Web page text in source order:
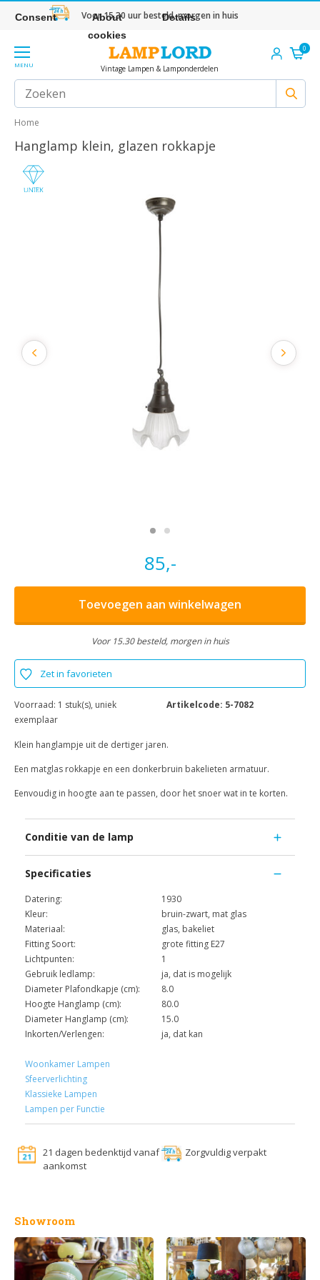
Voor 15.30 uur besteld, morgen in huis
MENU Vintage Lampen & Lamponderdelen
0
Home
Hanglamp klein, glazen rokkapje
85,-
Toevoegen aan winkelwagen
Voor 15.30 besteld, morgen in huis
Zet in favorieten
Voorraad: 1 stuk(s), uniek
exemplaar
Artikelcode: 5-7082
Klein hanglampje uit de dertiger jaren.
Een matglas rokkapje en een donkerbruin bakelieten armatuur.
Eenvoudig in hoogte aan te passen, door het snoer wat in te korten.
Conditie van de lamp
Specificaties
Datering:
1930
Kleur:
bruin-zwart, mat glas
Materiaal:
glas, bakeliet
Fitting Soort:
grote fitting E27
Lichtpunten:
1
Gebruik ledlamp:
ja, dat is mogelijk
Diameter Plafondkapje (cm):
8.0
Hoogte Hanglamp (cm):
80.0
Diameter Hanglamp (cm):
15.0
Inkorten/Verlengen:
ja, dat kan
Woonkamer Lampen
Sfeerverlichting
Klassieke Lampen
Lampen per Functie
21 dagen bedenktijd vanaf
aankomst
Zorgvuldig verpakt
Showroom
Consent
About
cookies
Details